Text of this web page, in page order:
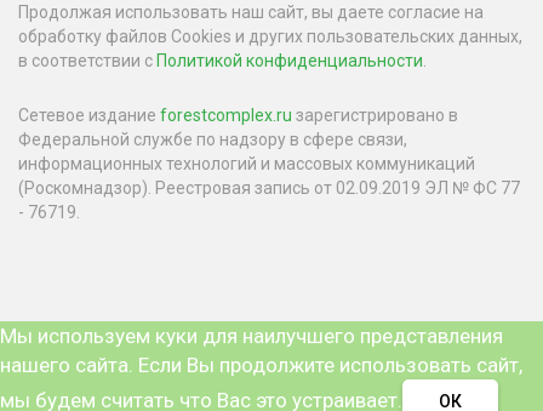
Продолжая использовать наш сайт, вы даете согласие на
обработку файлов Cookies и других пользовательских данных,
в соответствии сПолитикой конфиденциальности
Сетевое издание forestcomplex.ru зарегистрировано в
Федеральной службе по надзору в сфере связи,
информационных технологий и массовых коммуникаций
(Роскомнадзор). Реестровая запись от 02.09.2019 ЭЛ № ФС 77
- 76719.
Мы используем куки для наилучшего представления
нашего сайта. Если Вы продолжите использовать сайт,
мы будем считать что Вас это устраивает.
ОК